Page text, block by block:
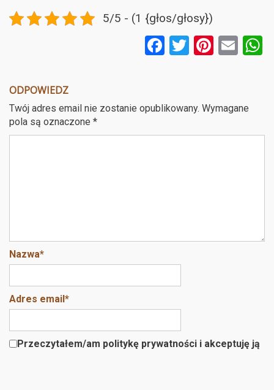
5/5 - (1 {głos/głosy})
F
b
o
T
er
Pi
es
E
ODPOWIEDZ
Twój adres email nie zostanie opublikowany. Wymagane
pola są oznaczone *
Nazwa*
Adres email*
Przeczytałem/am politykę prywatności i akceptuję ją